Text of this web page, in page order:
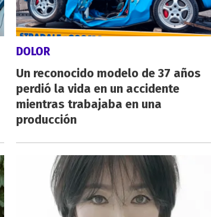
DOLOR
Un reconocido modelo de 37 años
perdió la vida en un accidente
mientras trabajaba en una
producción